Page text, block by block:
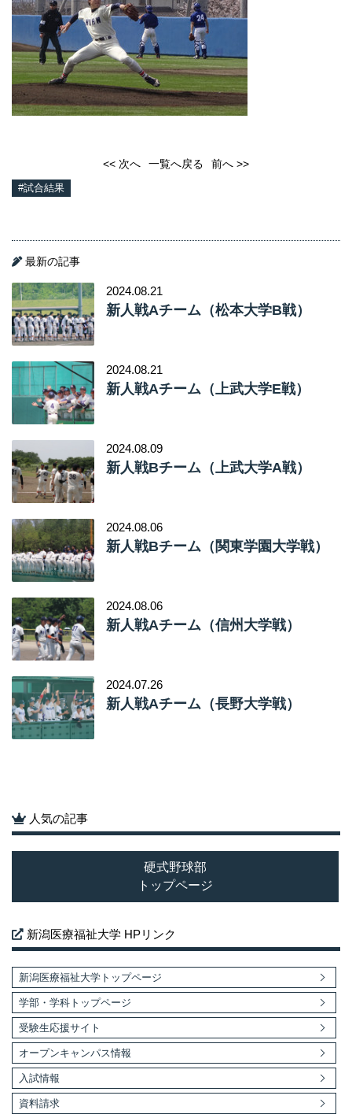
<< 次へ 一覧へ戻る 前へ >>
#試合結果
最新の記事
2024.08.21
新人戦Aチーム（松本大学B戦）
2024.08.21
新人戦Aチーム（上武大学E戦）
2024.08.09
新人戦Bチーム（上武大学A戦）
2024.08.06
新人戦Bチーム（関東学園大学戦）
2024.08.06
新人戦Aチーム（信州大学戦）
2024.07.26
新人戦Aチーム（長野大学戦）
人気の記事
硬式野球部
トップページ
新潟医療福祉大学 HPリンク
新潟医療福祉大学トップページ
学部・学科トップページ
受験生応援サイト
オープンキャンパス情報
入試情報
資料請求